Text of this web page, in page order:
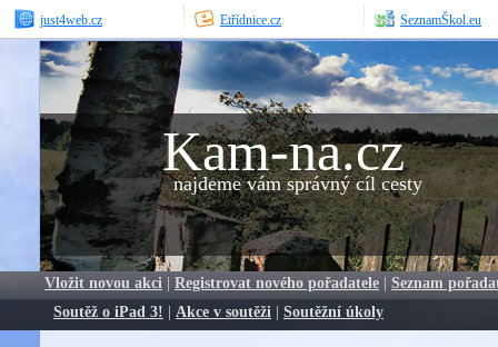
just4web.cz Etřídnice.cz SeznamŠkol.eu
Kam-na.cz
najdeme vám správný cíl cesty
Vložit novou akci | Registrovat nového pořadatele | Seznam
Soutěž o iPad 3! | Akce v soutěži | Soutěžní úkoly